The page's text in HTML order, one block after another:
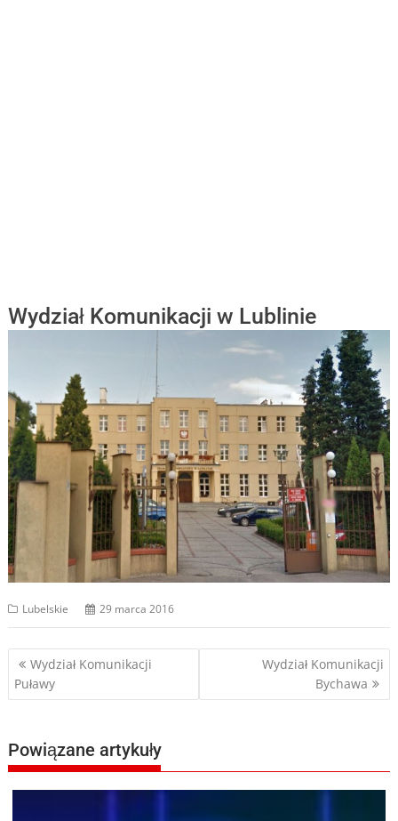
Wydział Komunikacji w Lublinie
Lubelskie 29 marca 2016
Nawigacja
wpisu
Wydział Komunikacji
Puławy
Wydział Komunikacji
Bychawa
Powiązane artykuły